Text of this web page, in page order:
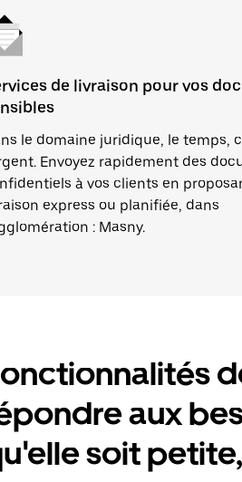
de livraison pour vos
le domaine juridique, le temps,
Envoyez rapidement des
à vos clients en
express ou planifiée, dans
: Masny.
aux
soit